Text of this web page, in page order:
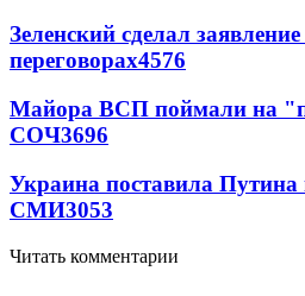
Зеленский сделал
переговорах4576
Майора ВСП поймали на
СОЧ3696
Украина поставила Путина
СМИ3053
Читать комментарии